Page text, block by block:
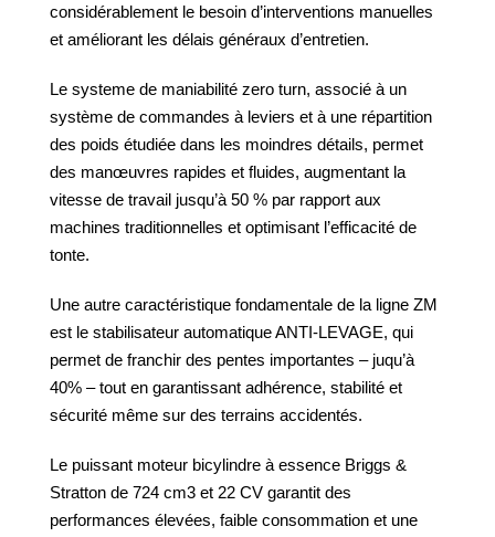
considérablement le besoin d’interventions manuelles
et améliorant les délais généraux d’entretien.
Le systeme de maniabilité zero turn, associé à un
système de commandes à leviers et à une répartition
des poids étudiée dans les moindres détails, permet
des manœuvres rapides et fluides, augmentant la
vitesse de travail jusqu’à 50 % par rapport aux
machines traditionnelles et optimisant l’efficacité de
tonte.
Une autre caractéristique fondamentale de la ligne ZM
est le stabilisateur automatique ANTI-LEVAGE, qui
permet de franchir des pentes importantes – juqu’à
40% – tout en garantissant adhérence, stabilité et
sécurité même sur des terrains accidentés.
Le puissant moteur bicylindre à essence Briggs &
Stratton de 724 cm3 et 22 CV garantit des
performances élevées, faible consommation et une